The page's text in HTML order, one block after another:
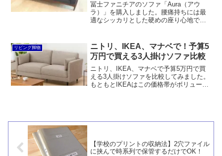
冨士ファニチアのソファ「Aura（アウ
ラ）」を購入しました。腰痛持ちには最
適なシッカリとした硬めの座り心地で、
それでいてマスターウォールと比較する
と価格はおよそ半分です。
リビング脚物
ニトリ、IKEA、マナベで！予算5
万円で買える3人掛けソファ比較
ニトリ、IKEA、マナベで予算5万円で買
える3人掛けソファを比較してみました。
もともとIKEAはこの価格帯がボリューム
【学校のプリントの収納法】2穴ファイル
に挟んで時系列で保管するだけでOK！